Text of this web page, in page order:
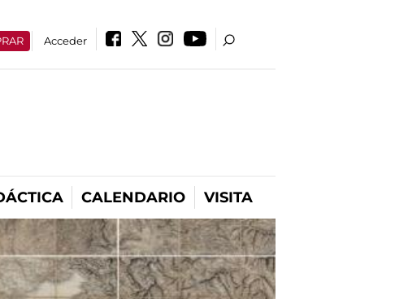
Acceder
CALENDARIO VISITA